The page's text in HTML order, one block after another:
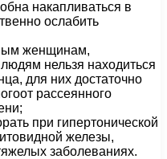
накапливаться в
ослабить
женщинам,
нельзя находиться
для них достаточно
рассеянного
при гипертонической
железы,
заболеваниях.